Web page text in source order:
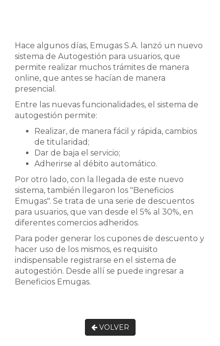
Hace algunos días, Emugas S.A. lanzó un nuevo
sistema de Autogestión para usuarios, que
permite realizar muchos trámites de manera
online, que antes se hacían de manera
presencial.
Entre las nuevas funcionalidades, el sistema de
autogestión permite:
Realizar, de manera fácil y rápida, cambios
de titularidad;
Dar de baja el servicio;
Adherirse al débito automático.
Por otro lado, con la llegada de este nuevo
sistema, también llegaron los "Beneficios
Emugas". Se trata de una serie de descuentos
para usuarios, que van desde el 5% al 30%, en
diferentes comercios adheridos.
Para poder generar los cupones de descuento y
hacer uso de los mismos, es requisito
indispensable registrarse en el sistema de
autogestión. Desde allí se puede ingresar a
Beneficios Emugas.
VOLVER